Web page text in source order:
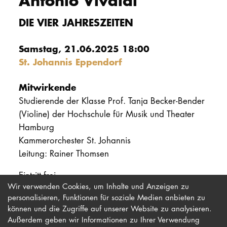
DIE VIER JAHRESZEITEN
Samstag, 21.06.2025 18:00
St. Johannis Eppendorf
Mitwirkende
Studierende der Klasse Prof. Tanja Becker-Bender
(Violine) der Hochschule für Musik und Theater
Hamburg
Kammerorchester St. Johannis
Leitung: Rainer Thomsen
Eintritt frei
Wir verwenden Cookies, um Inhalte und Anzeigen zu
personalisieren, Funktionen für soziale Medien anbieten zu
können und die Zugriffe auf unserer Website zu analysieren.
Außerdem geben wir Informationen zu Ihrer Verwendung
Online-